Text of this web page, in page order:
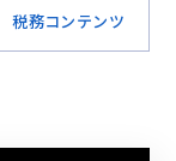
税務コンテンツ